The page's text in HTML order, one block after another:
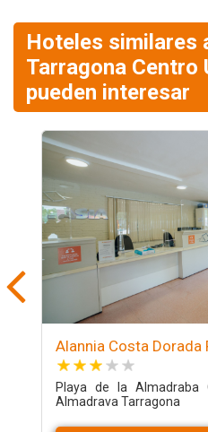
Hoteles similares
Tarragona Centro
pueden interesar
Alannia Costa Dorada
Playa de la Almadraba
Almadrava Tarragona